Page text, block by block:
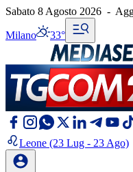
Sabato 8 Agosto 2026 -
Milano 33°
Leone (23 Lug - 23 Ago)